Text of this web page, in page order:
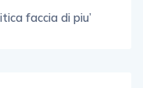
faccia di piu’